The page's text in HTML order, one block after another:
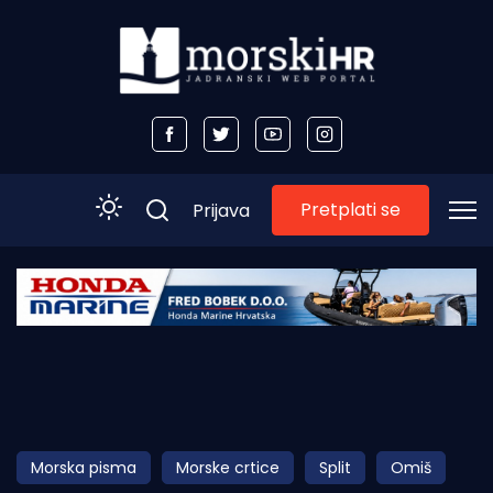
Početna
Obala
Prijava Pretplati se
Morska pisma Morske crtice Split Omiš